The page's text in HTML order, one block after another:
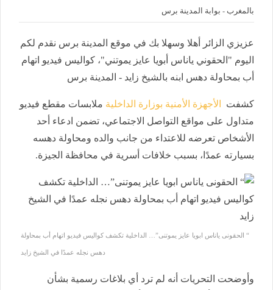
بالمغرب - بوابة المدينة برس
عزيزي الزائر أهلا وسهلا بك في موقع المدينة برس نقدم لكم
اليوم "الحقوني ياناس أبويا عايز يموتني"، كواليس فيديو اتهام
أب بمحاولة دهس ابنه بالشيخ زايد - المدينة برس
كشفت الأجهزة الأمنية بوزارة الداخلية ملابسات مقطع فيديو
متداول على مواقع التواصل الاجتماعي، تضمن ادعاء أحد
الأشخاص تعرضه للاعتداء من جانب والده ومحاولة دهسه
بسيارته عمدًا، بسبب خلافات أسرية في محافظة الجيزة.
“ الحقونى ياناس ابويا عايز يموتنى”… الداخلية تكشف كواليس فيديو اتهام أب بمحاولة
دهس نجله عمدًا في الشيخ زايد
وأوضحت التحريات أنه لم ترد أي بلاغات رسمية بشأن